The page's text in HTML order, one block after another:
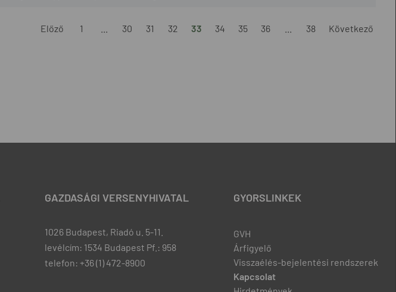
Előző 1 30 31 32 33 34 35 36 38 Következő
GAZDASÁGI VERSENYHIVATAL
1026 Budapest, Riadó u. 5-11.
levélcím: 1534 Budapest Pf.: 958
telefon: +36 (1) 472-8900
GYORSLINKEK
GVH
Árfigyelő
Visszaélés-bejelentési rendszerek
Kapcsolat